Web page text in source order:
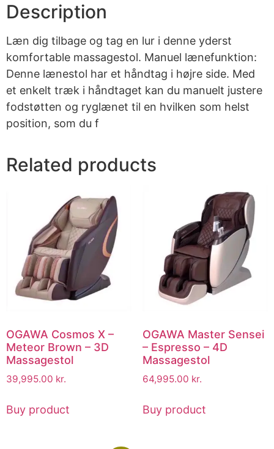
Description
Læn dig tilbage og tag en lur i denne yderst
komfortable massagestol. Manuel lænefunktion:
Denne lænestol har et håndtag i højre side. Med
et enkelt træk i håndtaget kan du manuelt justere
fodstøtten og ryglænet til en hvilken som helst
position, som du f
Related products
OGAWA Cosmos X –
Meteor Brown – 3D
Massagestol
39,995.00 kr.
Buy product
OGAWA Master Sensei
– Espresso – 4D
Massagestol
64,995.00 kr.
Buy product